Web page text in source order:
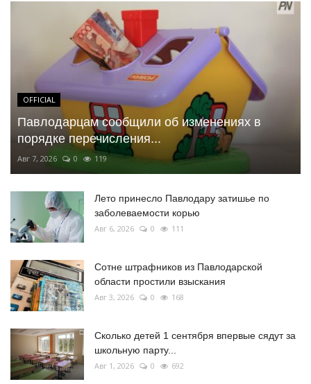
OFFICIAL
Павлодарцам сообщили об изменениях в
порядке перечисления...
Авг 7, 2026 0 119
Лето принесло Павлодару затишье по
заболеваемости корью
Авг 6, 2026 0 111
Сотне штрафников из Павлодарской
области простили взыскания
Авг 3, 2026 0 168
Сколько детей 1 сентября впервые сядут за
школьную парту...
Авг 1, 2026 0 692